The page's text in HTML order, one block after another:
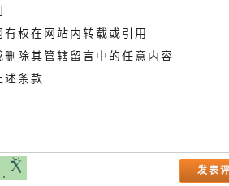
权在网站内转载或引用
除其管辖留言中的任意内容
述条款